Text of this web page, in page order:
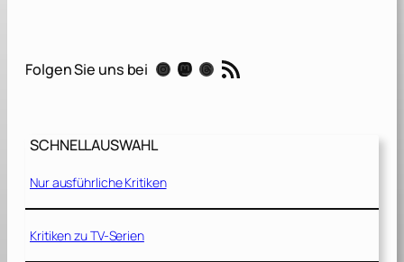
ö
e
c
h
w
Folgen Sie uns bei Instagram Mastodon Threads RSS-Feed
SCHNELLAUSWAHL
Nur ausführliche Kritiken
Kritiken zu TV-Serien